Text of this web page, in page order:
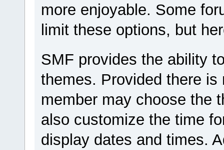
more enjoyable. Some
limit these options, but
SMF provides the ability
themes. Provided there
member may choose the
also customize the time
display dates and times.